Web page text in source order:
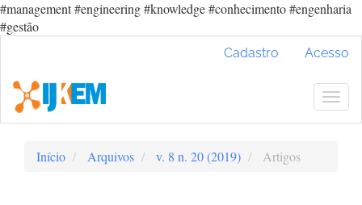
#management #engineering #knowledge #conhecimento #engenharia
#gestão
Conteúdo
principal
Barra
Cadastro Acesso
Início Arquivos v. 8 n. 20 (2019) Artigos